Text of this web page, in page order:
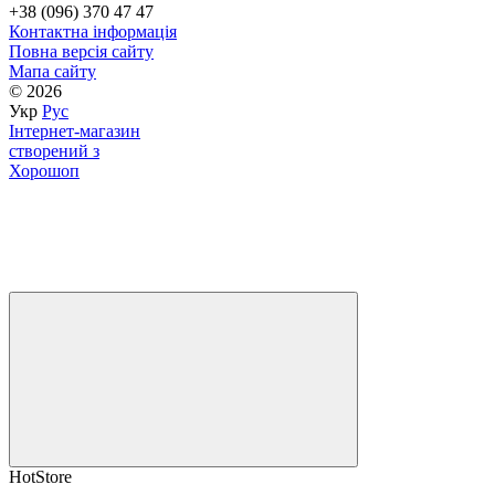
+38 (096) 370 47 47
Контактна інформація
Повна версія сайту
Мапа сайту
© 2026
Укр Рус
Інтернет-магазин
створений з
Хорошоп
HotStore